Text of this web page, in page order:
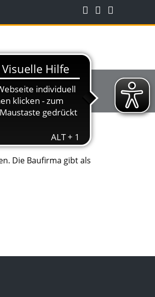
Die Baufirma gibt als